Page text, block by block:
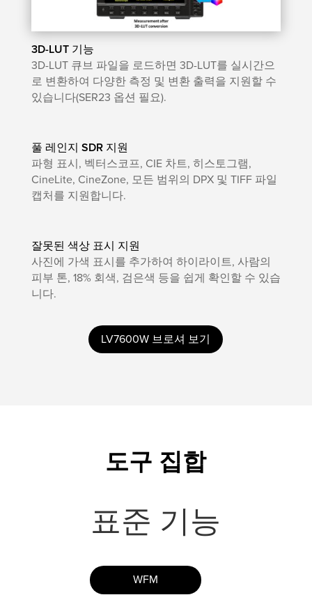
3D-LUT 기능
3D-LUT 큐브 파일을 로드하면 3D-LUT를 실시간으
로 변환하여 다양한 측정 및 변환 출력을 지원할 수
있습니다(SER23 옵션 필요).
풀 레인지 SDR 지원
파형 표시, 벡터스코프, CIE 차트, 히스토그램,
CineLite, CineZone, 모든 범위의 DPX 및 TIFF 파일
캡처를 지원합니다.
잘못된 색상 표시 지원
사진에 가색 표시를 추가하여 하이라이트, 사람의
피부 톤, 18% 회색, 검은색 등을 쉽게 확인할 수 있습
니다.
LV7600W 브로셔 보기
도구 집합
표준 기능
WFM